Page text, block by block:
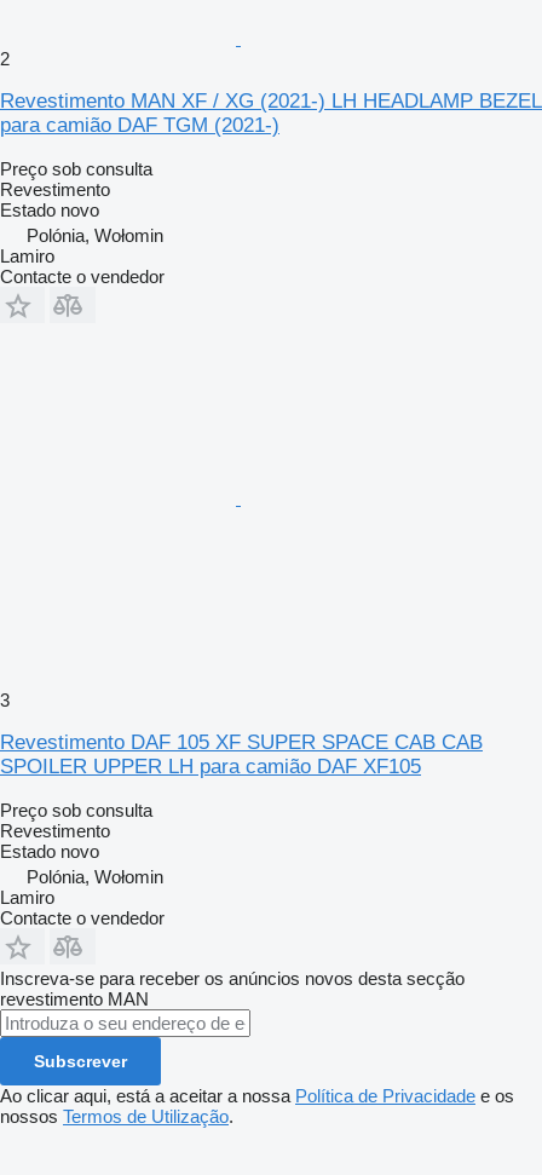
2
Revestimento MAN XF / XG (2021-) LH HEADLAMP BEZEL
para camião DAF TGM (2021-)
Preço sob consulta
Revestimento
Estado novo
Polónia, Wołomin
Lamiro
Contacte o vendedor
3
Revestimento DAF 105 XF SUPER SPACE CAB CAB
SPOILER UPPER LH para camião DAF XF105
Preço sob consulta
Revestimento
Estado novo
Polónia, Wołomin
Lamiro
Contacte o vendedor
Inscreva-se para receber os anúncios novos desta secção
revestimento MAN
Subscrever
Ao clicar aqui, está a aceitar a nossa Política de Privacidade e os
nossos Termos de Utilização.